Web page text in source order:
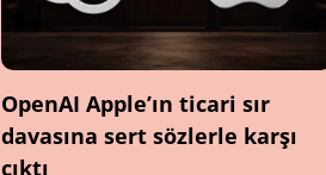
OpenAI Apple’ın ticari sır
davasına sert sözlerle karşı
çıktı